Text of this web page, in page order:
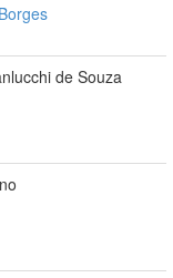
de Souza